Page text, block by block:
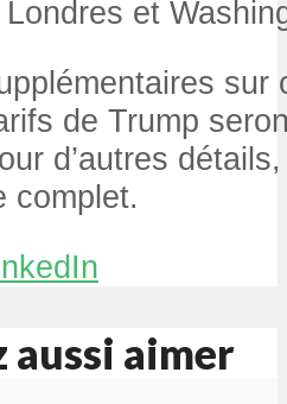
et
sur
de Trump
d’autres
complet.
aussi aimer